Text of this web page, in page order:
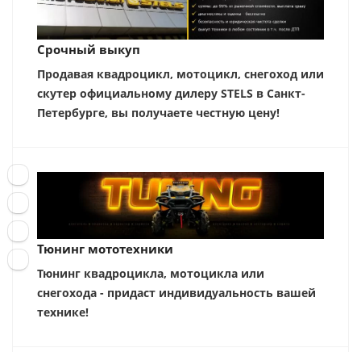
Срочный выкуп
Продавая квадроцикл, мотоцикл, снегоход или
скутер официальному дилеру STELS в Санкт-
Петербурге, вы получаете честную цену!
Тюнинг мототехники
Тюнинг квадроцикла, мотоцикла или
снегохода - придаст индивидуальность вашей
технике!